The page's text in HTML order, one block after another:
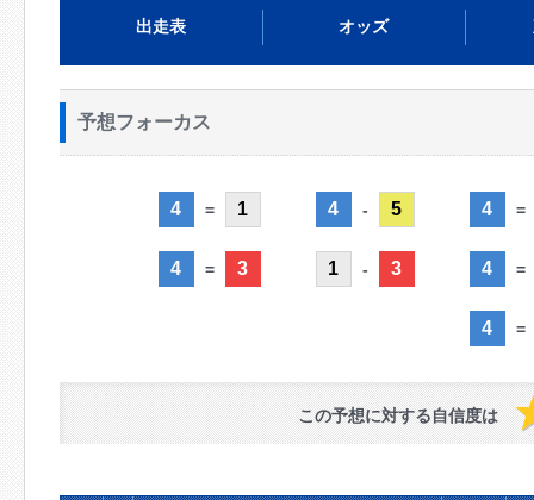
出走表 オッズ
予想フォーカス
4 = 1
4 = 3
4 - 5
1 - 3
4 =
4 =
4 =
この予想に対する自信度は